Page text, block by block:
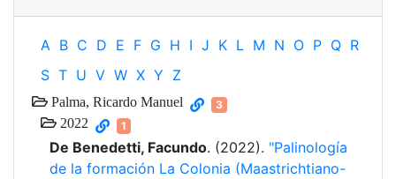
A B C D E F G H I J K L M N O P Q R
S T U V W X Y Z
Palma, Ricardo Manuel 3
2022 1
De Benedetti, Facundo. (2022). "Palinología
de la formación La Colonia (Maastrichtiano-